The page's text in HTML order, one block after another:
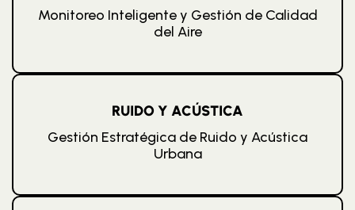
Monitoreo Inteligente y Gestión de Calidad
del Aire
RUIDO Y ACÚSTICA
Gestión Estratégica de Ruido y Acústica
Urbana